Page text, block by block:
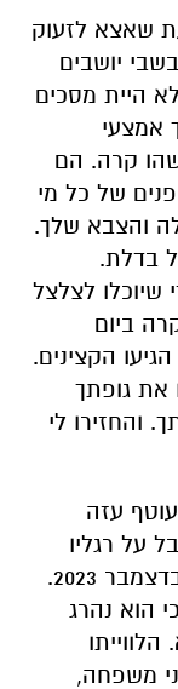
קרה. הם
של כל מי
והצבא שלך.
בדלת.
לצלצל
ביום
והצלצול הגיע. ב-15.12.23. הגיעו הקצינים.
גופתך
והחזירו לי
עזה
על רגליו
משפחה,
עבד אלבגין,
שהיה